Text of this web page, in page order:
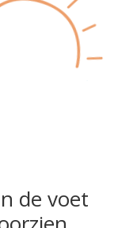
de voet